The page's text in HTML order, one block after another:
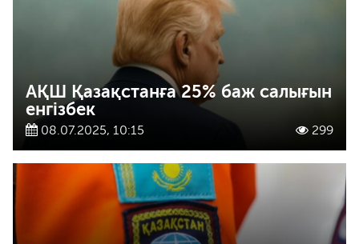
АҚШ Қазақстанға 25% баж салығын
енгізбек
08.07.2025, 10:15 299